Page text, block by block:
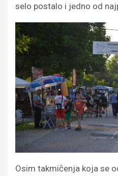
selo postalo i jedno od
Osim takmičenja koja se